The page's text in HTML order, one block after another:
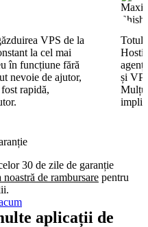
VPS de la
la cel mai
în funcțiune fără
nevoie de ajutor,
rapidă,
Totul
și
30 de zile de garanție
de rambursare pentru
aplicații de